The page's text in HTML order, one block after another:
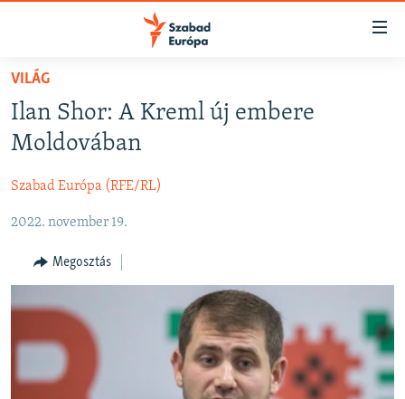
Akadálymentes
Ugrás
fő
oldalra
Ugrás
NAPIRENDEN
AKTUÁLIS
VIDEÓK
ELEMZŐ
NER15
TÁRSADALOM
DEMOKRÁCIA
A PÉNZ NYOMÁBAN
VILÁG
Ilan Shor: A Kreml új embere
Moldovában
Szabad Európa (RFE/RL)
2022. november 19.
Megosztás